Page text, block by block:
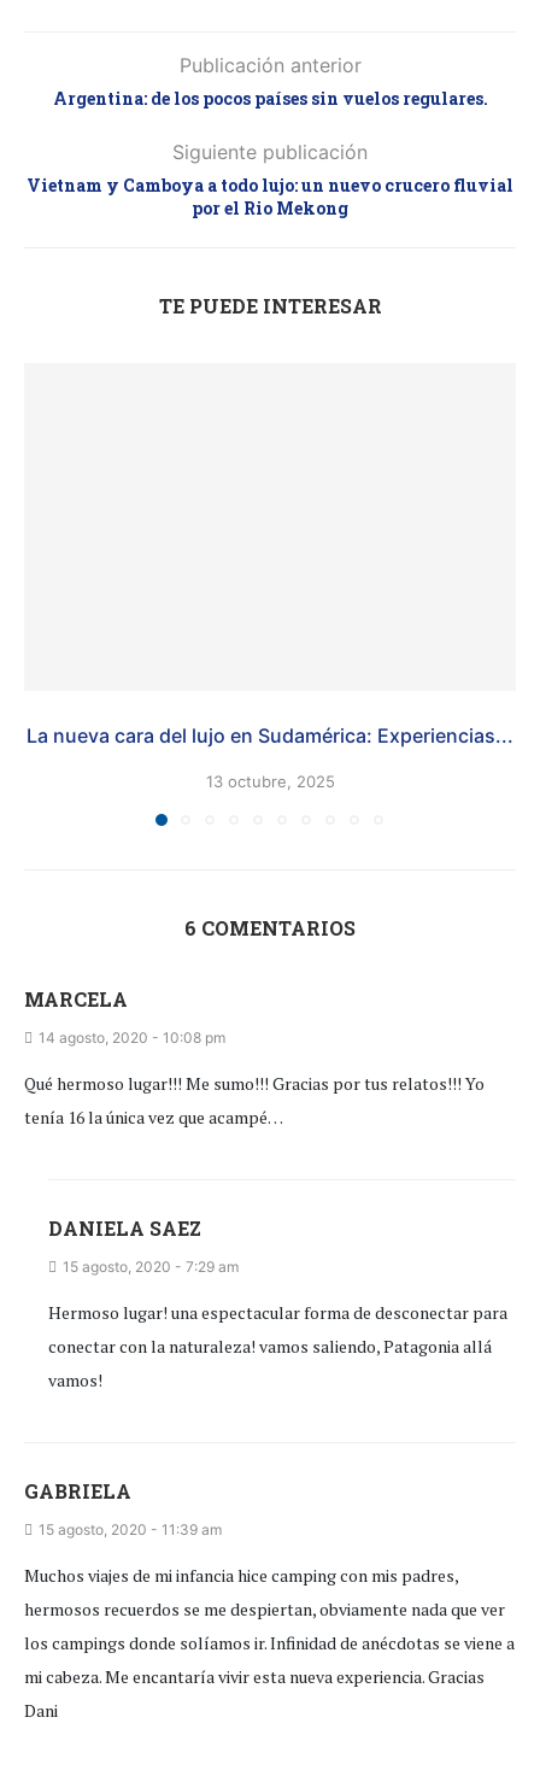
Publicación anterior
Argentina: de los pocos países sin vuelos regulares.
Siguiente publicación
Vietnam y Camboya a todo lujo: un nuevo crucero fluvial
por el Rio Mekong
TE PUEDE INTERESAR
La nueva cara del lujo en Sudamérica: Experiencias...
13 octubre, 2025
6 COMENTARIOS
MARCELA
14 agosto, 2020 - 10:08 pm
Qué hermoso lugar!!! Me sumo!!! Gracias por tus relatos!!! Yo
tenía 16 la única vez que acampé…
DANIELA SAEZ
15 agosto, 2020 - 7:29 am
Hermoso lugar! una espectacular forma de desconectar para
conectar con la naturaleza! vamos saliendo, Patagonia allá
vamos!
GABRIELA
15 agosto, 2020 - 11:39 am
Muchos viajes de mi infancia hice camping con mis padres,
hermosos recuerdos se me despiertan, obviamente nada que ver
los campings donde solíamos ir. Infinidad de anécdotas se viene a
mi cabeza. Me encantaría vivir esta nueva experiencia. Gracias
Dani